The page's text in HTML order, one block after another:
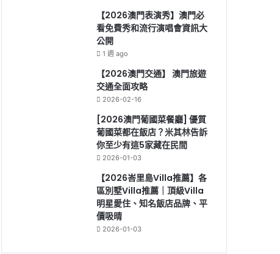
【2026澳門表演秀】澳門必
看免費秀和流行演唱會資訊大
公開
1 週 ago
【2026澳門交通】 澳門旅遊
交通全面攻略
2026-02-16
[2026澳門葡國菜餐廳] 優質
葡國菜都在飯店？米其林告訴
你至少有這5家藏在民間
2026-01-03
【2026峇里島Villa推薦】各
區別墅Villa推薦｜頂級Villa
明星愛住、知名飯店品牌、平
價吸晴
2026-01-03